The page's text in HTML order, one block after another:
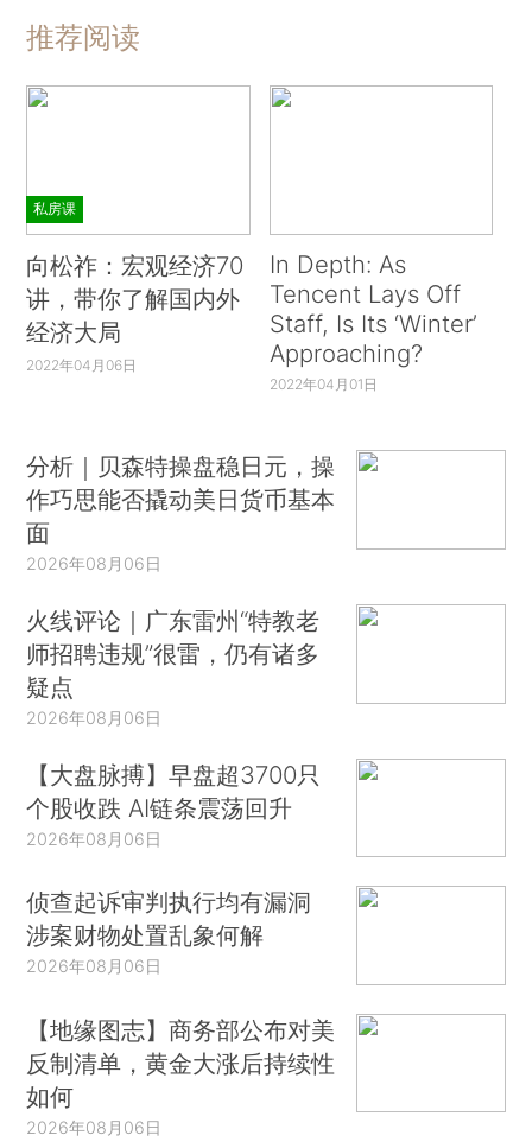
推荐阅读
私房课
向松祚：宏观经济70
讲，带你了解国内外
经济大局
2022年04月06日
In Depth: As
Tencent Lays Off
Staff, Is Its ‘Winter’
Approaching?
2022年04月01日
分析｜贝森特操盘稳日元，操
作巧思能否撬动美日货币基本
面
2026年08月06日
火线评论｜广东雷州“特教老
师招聘违规”很雷，仍有诸多
疑点
2026年08月06日
【大盘脉搏】早盘超3700只
个股收跌 AI链条震荡回升
2026年08月06日
侦查起诉审判执行均有漏洞
涉案财物处置乱象何解
2026年08月06日
【地缘图志】商务部公布对美
反制清单，黄金大涨后持续性
如何
2026年08月06日